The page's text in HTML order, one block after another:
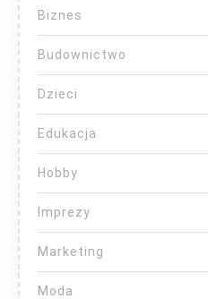
Biznes
Budownictwo
Dzieci
Edukacja
Hobby
Imprezy
Marketing
Moda